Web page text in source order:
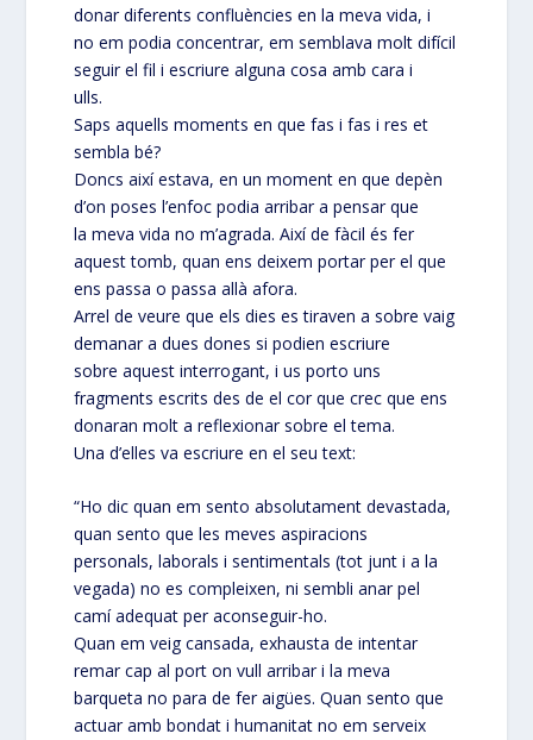
donar diferents confluències en la meva vida, i
no em podia concentrar, em semblava molt difícil
seguir el fil i escriure alguna cosa amb cara i
ulls.
Saps aquells moments en que fas i fas i res et
sembla bé?
Doncs així estava, en un moment en que depèn
d’on poses l’enfoc podia arribar a pensar que
la meva vida no m’agrada. Així de fàcil és fer
aquest tomb, quan ens deixem portar per el que
ens passa o passa allà afora.
Arrel de veure que els dies es tiraven a sobre vaig
demanar a dues dones si podien escriure
sobre aquest interrogant, i us porto uns
fragments escrits des de el cor que crec que ens
donaran molt a reflexionar sobre el tema.
Una d’elles va escriure en el seu text:
“Ho dic quan em sento absolutament devastada,
quan sento que les meves aspiracions
personals, laborals i sentimentals (tot junt i a la
vegada) no es compleixen, ni sembli anar pel
camí adequat per aconseguir-ho.
Quan em veig cansada, exhausta de intentar
remar cap al port on vull arribar i la meva
barqueta no para de fer aigües. Quan sento que
actuar amb bondat i humanitat no em serveix